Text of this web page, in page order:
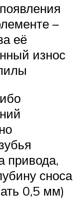
–
её
износ
привода,
сноса
0,5 мм)